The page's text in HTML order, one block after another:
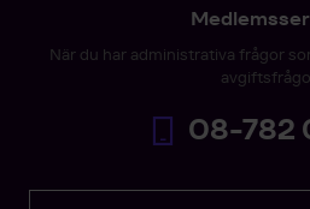
När du har administrativa frågor
08-782